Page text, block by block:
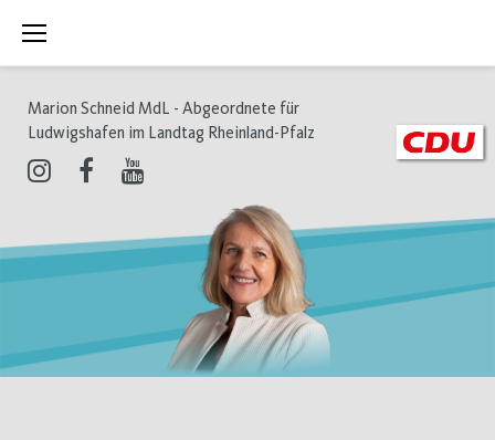
Inhalt
Marion Schneid MdL - Abgeordnete für
Ludwigshafen im Landtag Rheinland-Pfalz